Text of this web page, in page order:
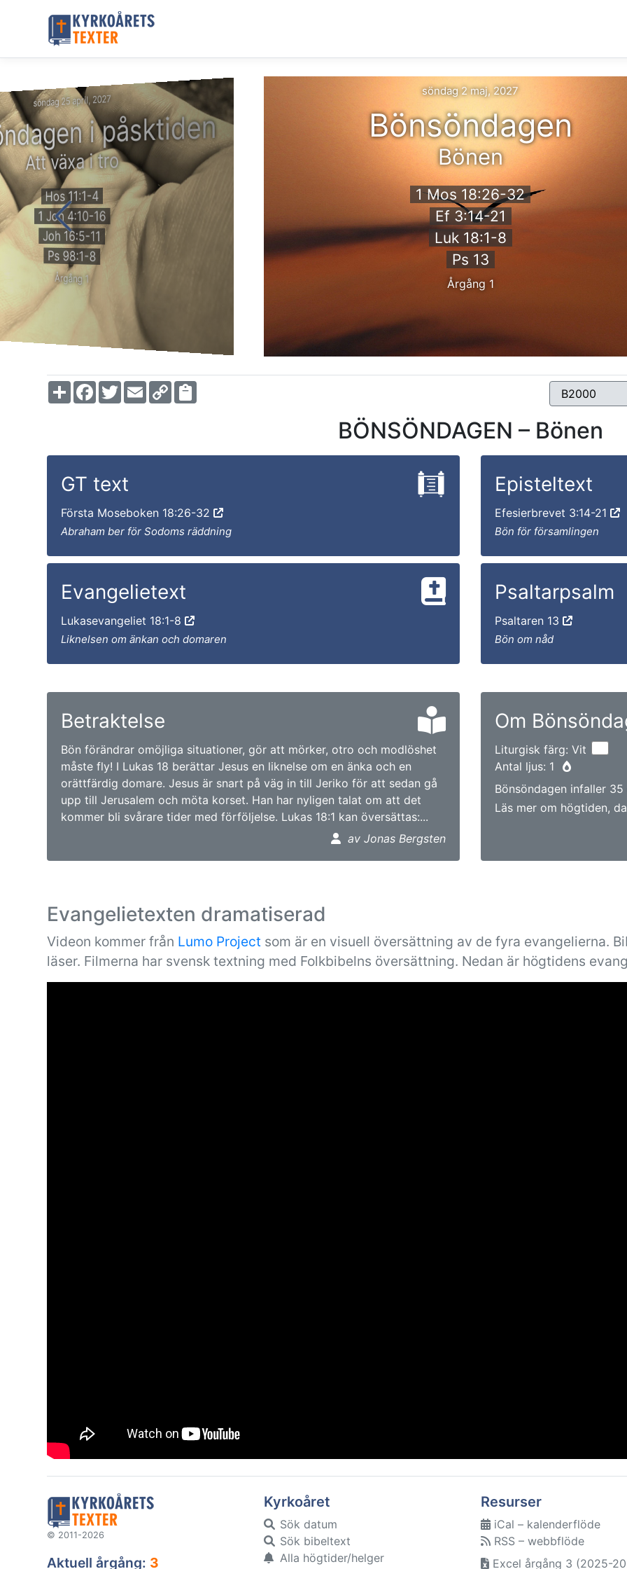
söndag 25 april, 2027
i påsktiden
Att växa i tro
Hos 11:1-4
1 Joh 4:10-16
Joh 16:5-11
Ps 98:1-8
Årgång 1
söndag 2 maj, 2027
Bönsöndagen
Bönen
1 Mos 18:26-32
Ef 3:14-21
Luk 18:1-8
Ps 13
Årgång 1
ShareFacebook
TwitterEmailCopy
Link
BÖNSÖNDAGEN – Bönen
GT text
Första Moseboken 18:26-32
Abraham ber för Sodoms räddning
Episteltext
Efesierbrevet 3:14-21
Bön för församlingen
Evangelietext
Lukasevangeliet 18:1-8
Liknelsen om änkan och domaren
Psaltarpsalm
Psaltaren 13
Bön om nåd
Betraktelse
Bön förändrar omöjliga situationer, gör att mörker, otro och modlöshet
måste fly! I Lukas 18 berättar Jesus en liknelse om en änka och en
orättfärdig domare. Jesus är snart på väg in till Jeriko för att sedan gå
upp till Jerusalem och möta korset. Han har nyligen talat om att det
kommer bli svårare tider med förföljelse. Lukas 18:1 kan översättas:...
av Jonas Bergsten
Om
Liturgisk färg: Vit
Antal ljus: 1
Bönsöndagen infaller
Läs mer om högtiden,
Evangelietexten dramatiserad
Videon kommer från Lumo Project som är en visuell översättning av de fyra evangelierna.
läser. Filmerna har svensk textning med Folkbibelns översättning. Nedan är högtidens
© 2011-2026
Aktuell årgång: 3
Kyrkoåret
Sök datum
Sök bibeltext
Alla högtider/helger
Resurser
iCal – kalenderflöde
RSS – webbflöde
Excel årgång 3 (2025-